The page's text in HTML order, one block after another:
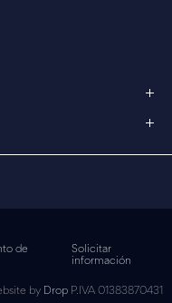
de
Solicitar
información
by Drop P.IVA 01383870431